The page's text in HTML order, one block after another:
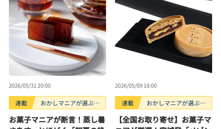
2026/05/31 20:00
連載
おかしマニアが選ぶお
お菓子マニアが断言！蒸し暑
2026/05/09 18:00
連載
おかしマニアが選ぶお
【全国お取り寄せ】お菓子マ